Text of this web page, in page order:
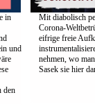
in
und
den
Mit diabolisch
Corona-
eifrige freie
nehmen, wo
Sasek sie hier